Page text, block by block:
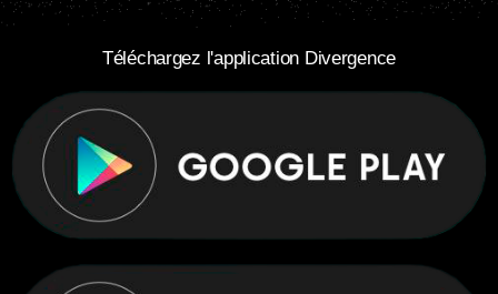
Téléchargez l'application Divergence